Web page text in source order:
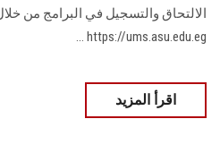
الالتحاق والتسجيل في البرامج من
https://ums.asu.edu.eg ...
اقرأ المزيد